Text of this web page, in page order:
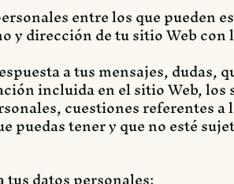
entre los que pueden
dirección de tu sitio Web
a tus mensajes, dudas,
incluida en el sitio Web, los
cuestiones referentes
tener y que no esté